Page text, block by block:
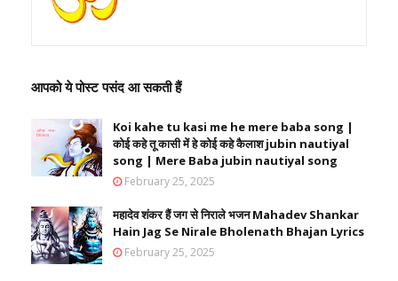
आपको ये पोस्ट पसंद आ सकती हैं
Koi kahe tu kasi me he mere baba song |
कोई कहे तू कासी में हे कोई कहे कैलाश jubin nautiyal
song | Mere Baba jubin nautiyal song
February 25, 2025
महादेव शंकर हैं जग से निराले भजन Mahadev Shankar
Hain Jag Se Nirale Bholenath Bhajan Lyrics
February 25, 2025